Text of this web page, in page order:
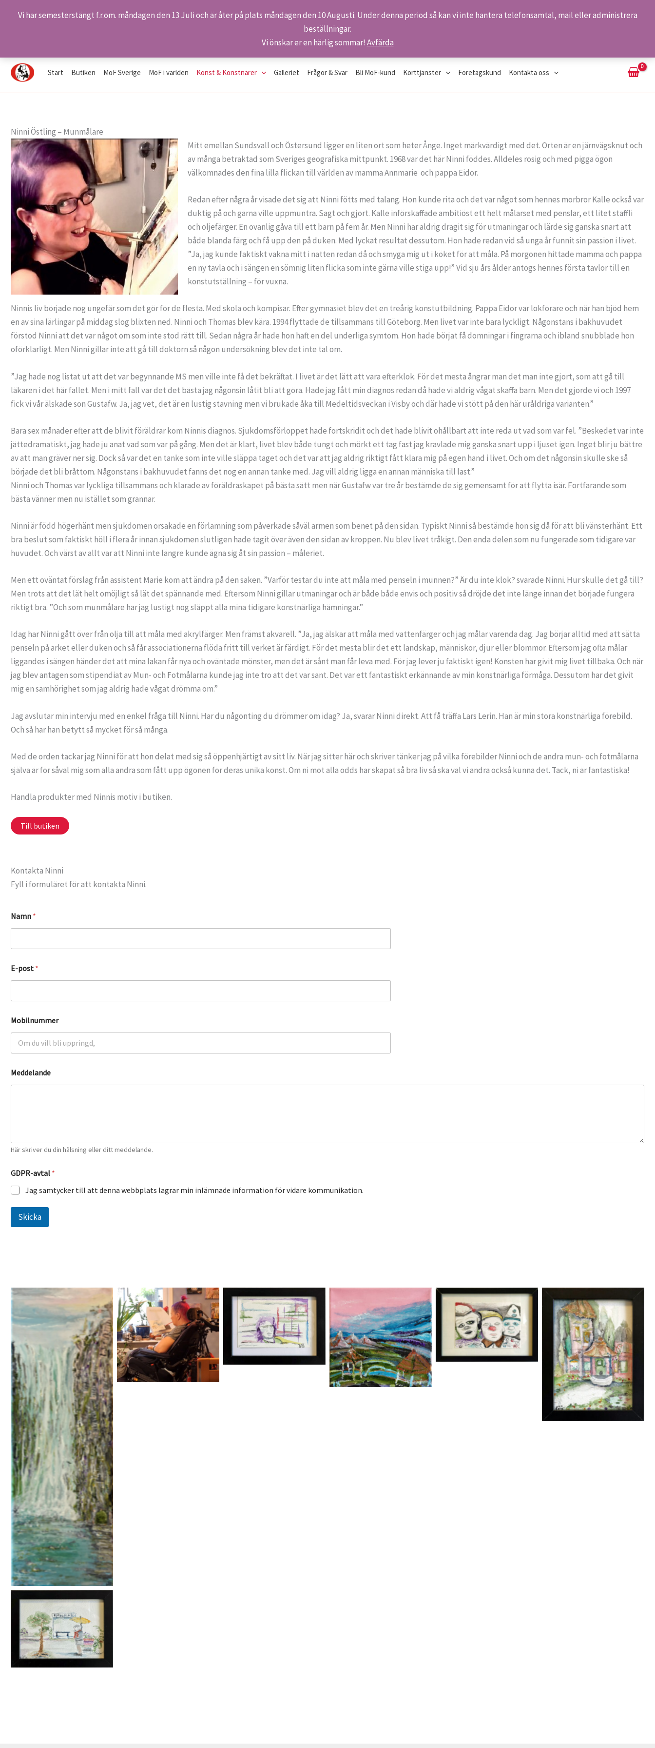
Vi har semesterstängt f.r.om. måndagen den 13 Juli och är åter på plats måndagen den 10 Augusti. Under denna period så kan vi inte hantera telefonsamtal, mail eller administrera
beställningar.
Vi önskar er en härlig sommar! Avfärda
innehåll
Start Butiken MoF Sverige MoF i världen Konst & Konstnärer Galleriet Frågor & Svar Bli MoF-kund Korttjänster Företagskund Kontakta oss
Ninni Östling – Munmålare
Mitt emellan Sundsvall och Östersund ligger en liten ort som heter Ånge. Inget märkvärdigt med det. Orten är en järnvägsknut och
av många betraktad som Sveriges geografiska mittpunkt. 1968 var det här Ninni föddes. Alldeles rosig och med pigga ögon
välkomnades den fina lilla flickan till världen av mamma Annmarie och pappa Eidor.
Redan efter några år visade det sig att Ninni fötts med talang. Hon kunde rita och det var något som hennes morbror Kalle också var
duktig på och gärna ville uppmuntra. Sagt och gjort. Kalle införskaffade ambitiöst ett helt målarset med penslar, ett litet staffli
och oljefärger. En ovanlig gåva till ett barn på fem år. Men Ninni har aldrig dragit sig för utmaningar och lärde sig ganska snart att
både blanda färg och få upp den på duken. Med lyckat resultat dessutom. Hon hade redan vid så unga år funnit sin passion i livet.
”Ja, jag kunde faktiskt vakna mitt i natten redan då och smyga mig ut i köket för att måla. På morgonen hittade mamma och pappa
en ny tavla och i sängen en sömnig liten flicka som inte gärna ville stiga upp!” Vid sju års ålder antogs hennes första tavlor till en
konstutställning – för vuxna.
Ninnis liv började nog ungefär som det gör för de flesta. Med skola och kompisar. Efter gymnasiet blev det en treårig konstutbildning. Pappa Eidor var lokförare och när han bjöd hem
en av sina lärlingar på middag slog blixten ned. Ninni och Thomas blev kära. 1994 flyttade de tillsammans till Göteborg. Men livet var inte bara lyckligt. Någonstans i bakhuvudet
förstod Ninni att det var något om som inte stod rätt till. Sedan några år hade hon haft en del underliga symtom. Hon hade börjat få domningar i fingrarna och ibland snubblade hon
oförklarligt. Men Ninni gillar inte att gå till doktorn så någon undersökning blev det inte tal om.
”Jag hade nog listat ut att det var begynnande MS men ville inte få det bekräftat. I livet är det lätt att vara efterklok. För det mesta ångrar man det man inte gjort, som att gå till
läkaren i det här fallet. Men i mitt fall var det det bästa jag någonsin låtit bli att göra. Hade jag fått min diagnos redan då hade vi aldrig vågat skaffa barn. Men det gjorde vi och 1997
fick vi vår älskade son Gustafw. Ja, jag vet, det är en lustig stavning men vi brukade åka till Medeltidsveckan i Visby och där hade vi stött på den här uråldriga varianten.”
Bara sex månader efter att de blivit föräldrar kom Ninnis diagnos. Sjukdomsförloppet hade fortskridit och det hade blivit ohållbart att inte reda ut vad som var fel. ”Beskedet var inte
jättedramatiskt, jag hade ju anat vad som var på gång. Men det är klart, livet blev både tungt och mörkt ett tag fast jag kravlade mig ganska snart upp i ljuset igen. Inget blir ju bättre
av att man gräver ner sig. Dock så var det en tanke som inte ville släppa taget och det var att jag aldrig riktigt fått klara mig på egen hand i livet. Och om det någonsin skulle ske så
började det bli bråttom. Någonstans i bakhuvudet fanns det nog en annan tanke med. Jag vill aldrig ligga en annan människa till last.”
Ninni och Thomas var lyckliga tillsammans och klarade av föräldraskapet på bästa sätt men när Gustafw var tre år bestämde de sig gemensamt för att flytta isär. Fortfarande som
bästa vänner men nu istället som grannar.
Ninni är född högerhänt men sjukdomen orsakade en förlamning som påverkade såväl armen som benet på den sidan. Typiskt Ninni så bestämde hon sig då för att bli vänsterhänt. Ett
bra beslut som faktiskt höll i flera år innan sjukdomen slutligen hade tagit över även den sidan av kroppen. Nu blev livet tråkigt. Den enda delen som nu fungerade som tidigare var
huvudet. Och värst av allt var att Ninni inte längre kunde ägna sig åt sin passion – måleriet.
Men ett oväntat förslag från assistent Marie kom att ändra på den saken. ”Varför testar du inte att måla med penseln i munnen?” Är du inte klok? svarade Ninni. Hur skulle det gå till?
Men trots att det lät helt omöjligt så lät det spännande med. Eftersom Ninni gillar utmaningar och är både både envis och positiv så dröjde det inte länge innan det började fungera
riktigt bra. ”Och som munmålare har jag lustigt nog släppt alla mina tidigare konstnärliga hämningar.”
Idag har Ninni gått över från olja till att måla med akrylfärger. Men främst akvarell. ”Ja, jag älskar att måla med vattenfärger och jag målar varenda dag. Jag börjar alltid med att sätta
penseln på arket eller duken och så får associationerna flöda fritt till verket är färdigt. För det mesta blir det ett landskap, människor, djur eller blommor. Eftersom jag ofta målar
liggandes i sängen händer det att mina lakan får nya och oväntade mönster, men det är sånt man får leva med. För jag lever ju faktiskt igen! Konsten har givit mig livet tillbaka. Och när
jag blev antagen som stipendiat av Mun- och Fotmålarna kunde jag inte tro att det var sant. Det var ett fantastiskt erkännande av min konstnärliga förmåga. Dessutom har det givit
mig en samhörighet som jag aldrig hade vågat drömma om.”
Jag avslutar min intervju med en enkel fråga till Ninni. Har du någonting du drömmer om idag? Ja, svarar Ninni direkt. Att få träffa Lars Lerin. Han är min stora konstnärliga förebild.
Och så har han betytt så mycket för så många.
Med de orden tackar jag Ninni för att hon delat med sig så öppenhjärtigt av sitt liv. När jag sitter här och skriver tänker jag på vilka förebilder Ninni och de andra mun- och fotmålarna
själva är för såväl mig som alla andra som fått upp ögonen för deras unika konst. Om ni mot alla odds har skapat så bra liv så ska väl vi andra också kunna det. Tack, ni är fantastiska!
Handla produkter med Ninnis motiv i butiken.
Till butiken
Kontakta Ninni
Fyll i formuläret för att kontakta Ninni.
Namn *
a
m
m
n
G
P
-
E-post *
Mobilnummer
Meddelande
Här skriver du din hälsning eller ditt meddelande.
GDPR-avtal *
Jag samtycker till att denna webbplats lagrar min inlämnade information för vidare kommunikation.
Skicka